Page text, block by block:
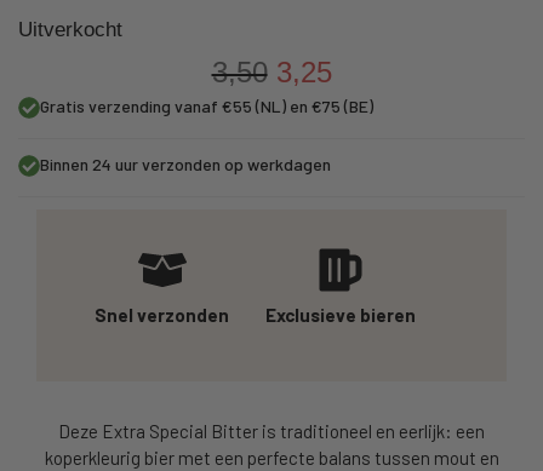
Uitverkocht
3,50 3,25
Gratis verzending vanaf €55 (NL) en €75 (BE)
Binnen 24 uur verzonden op werkdagen
Snel verzonden Exclusieve bieren
Deze Extra Special Bitter is traditioneel en eerlijk: een
koperkleurig bier met een perfecte balans tussen mout en